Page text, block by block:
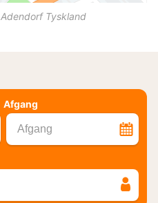
Adendorf Tyskland
Afgang
Afgang